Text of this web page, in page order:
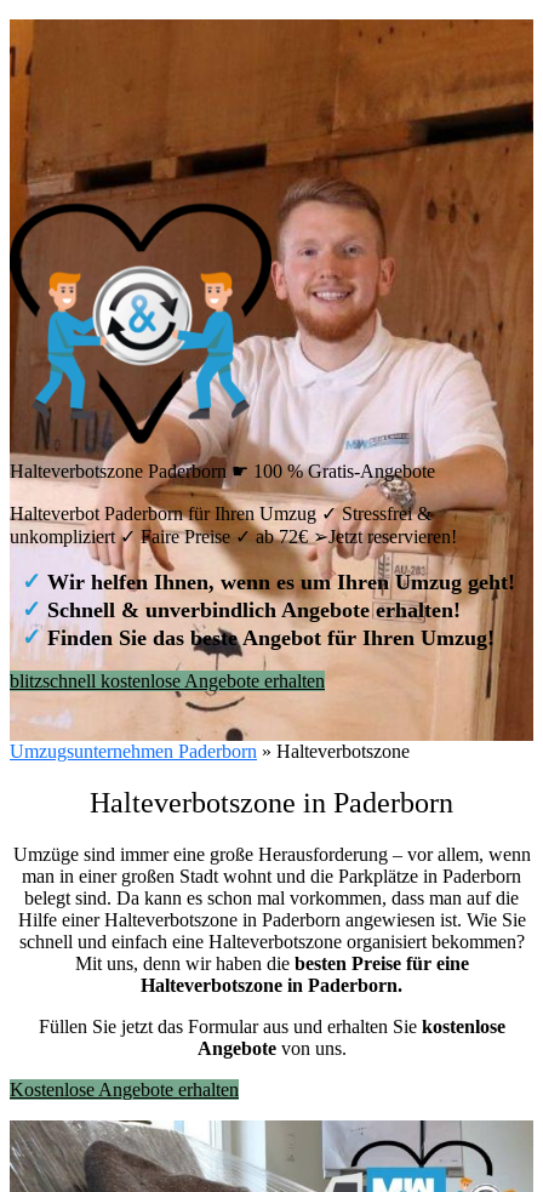
Halteverbotszone Paderborn ☛ 100 % Gratis-Angebote
Halteverbot Paderborn für Ihren Umzug ✓ Stressfrei &
unkompliziert ✓ Faire Preise ✓ ab 72€ ➢Jetzt reservieren!
✓ Wir helfen Ihnen, wenn es um Ihren Umzug geht!
✓ Schnell & unverbindlich Angebote erhalten!
✓ Finden Sie das beste Angebot für Ihren Umzug!
blitzschnell kostenlose Angebote erhalten
Umzugsunternehmen Paderborn » Halteverbotszone
Halteverbotszone in Paderborn
Umzüge sind immer eine große Herausforderung – vor allem, wenn
man in einer großen Stadt wohnt und die Parkplätze in Paderborn
belegt sind. Da kann es schon mal vorkommen, dass man auf die
Hilfe einer Halteverbotszone in Paderborn angewiesen ist. Wie Sie
schnell und einfach eine Halteverbotszone organisiert bekommen?
Mit uns, denn wir haben die besten Preise für eine
Halteverbotszone in Paderborn.
Füllen Sie jetzt das Formular aus und erhalten Sie kostenlose
Angebotevon uns.
Kostenlose Angebote erhalten